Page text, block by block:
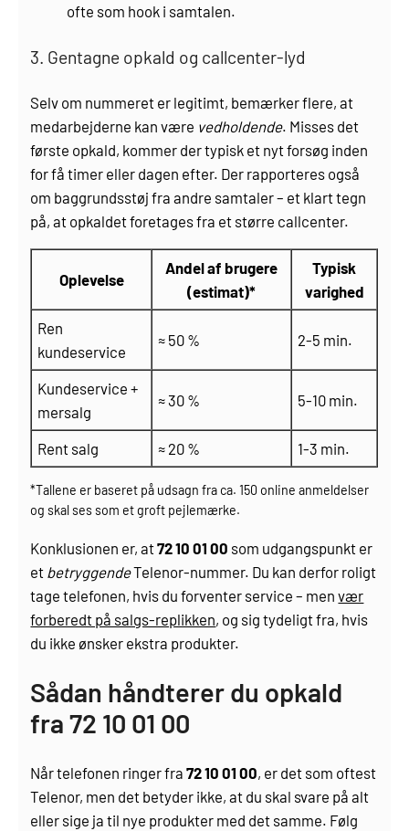
ofte som hook i samtalen.
3. Gentagne opkald og callcenter-lyd
Selv om nummeret er legitimt, bemærker flere, at
medarbejderne kan være vedholdende. Misses det
første opkald, kommer der typisk et nyt forsøg inden
for få timer eller dagen efter. Der rapporteres også
om baggrundsstøj fra andre samtaler – et klart tegn
på, at opkaldet foretages fra et større callcenter.
Oplevelse
Andel af brugere
(estimat)*
Typisk
varighed
Ren
kundeservice
≈ 50 % 2-5 min.
Kundeservice +
mersalg
≈ 30 % 5-10 min.
Rent salg ≈ 20 % 1-3 min.
*Tallene er baseret på udsagn fra ca. 150 online anmeldelser
og skal ses som et groft pejlemærke.
Konklusionen er, at72 10 01 00 som udgangspunkt er
et betryggendeTelenor-nummer. Du kan derfor roligt
tage telefonen, hvis du forventer service – menvær
forberedt på salgs-replikken, og sig tydeligt fra, hvis
du ikke ønsker ekstra produkter.
Sådan håndterer du opkald
fra 72 10 01 00
Når telefonen ringer fra72 10 01 00, er det som oftest
Telenor, men det betyder ikke, at du skal svare på alt
eller sige ja til nye produkter med det samme. Følg